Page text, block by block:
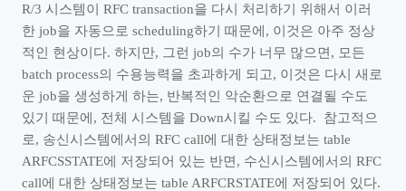
R/3 시스템이 RFC transaction을 다시 처리하기 위해서 이러
한 job을 자동으로 scheduling하기 때문에 , 이것은 아주 정상
적인 현상이다. 하지만, 그런 job의 수가 너무 많으면 , 모든
batch process의 수용능력을 초과하게 되고, 이것은 다시 새로
운 job을 생성하게 하는, 반복적인 악순환으로 연결될 수도
있기 때문에 , 전체 시스템을 Down시킬 수도 있다. 참고적으
로, 송신시스템에서의 RFC call에 대한 상태정보는 table
ARFCSSTATE에 저장되어 있는 반면 , 수신시스템에서의 RFC
call에 대한 상태정보는 table ARFCRSTATE에 저장되어 있다.